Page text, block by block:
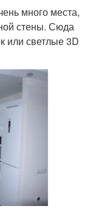
много места,
стены. Сюда
или светлые 3D